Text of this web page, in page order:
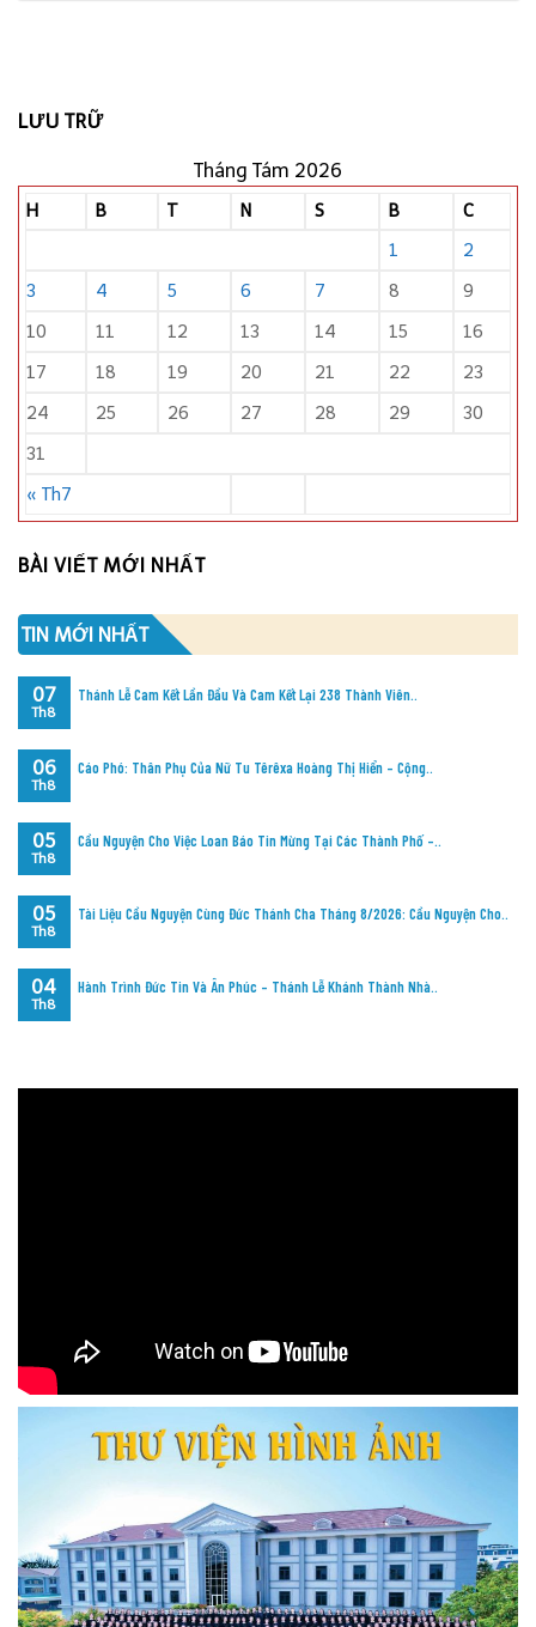
LƯU TRỮ
Tháng Tám 2026
H B T N S B C
« Th7
1
2
3
4 5 6 7 8
9
10
11 12 13 14 15
16
17
18 19 20 21 22
23
24
25 26 27 28 29
30
31
BÀI VIẾT MỚI NHẤT
TIN MỚI NHẤT
Thánh Lễ Cam Kết Lần Đầu Và Cam Kết Lại 238 Thành Viên..
07
Th8
Cáo Phó: Thân Phụ Của Nữ Tu Têrêxa Hoàng Thị Hiển – Cộng..
06
Th8
Cầu Nguyện Cho Việc Loan Báo Tin Mừng Tại Các Thành Phố –..
05
Th8
Tài Liệu Cầu Nguyện Cùng Đức Thánh Cha Tháng 8/2026: Cầu Nguyện Cho..
05
Th8
Hành Trình Đức Tin Và Ân Phúc – Thánh Lễ Khánh Thành Nhà..
04
Th8